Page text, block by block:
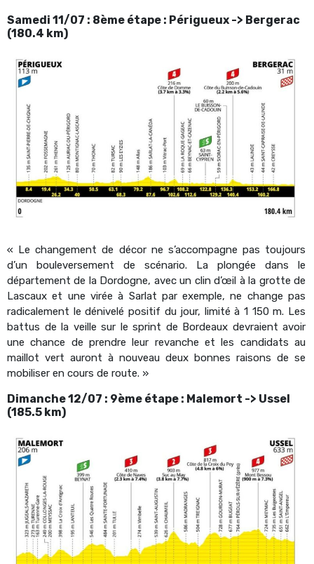
Samedi 11/07 : 8ème étape : Périgueux -> Bergerac
(180.4 km)
« Le changement de décor ne s’accompagne pas toujours
d’un bouleversement de scénario. La plongée dans le
département de la Dordogne, avec un clin d’œil à la grotte de
Lascaux et une virée à Sarlat par exemple, ne change pas
radicalement le dénivelé positif du jour, limité à 1 150 m. Les
battus de la veille sur le sprint de Bordeaux devraient avoir
une chance de prendre leur revanche et les candidats au
maillot vert auront à nouveau deux bonnes raisons de se
mobiliser en cours de route. »
Dimanche 12/07 : 9ème étape : Malemort -> Ussel
(185.5 km)